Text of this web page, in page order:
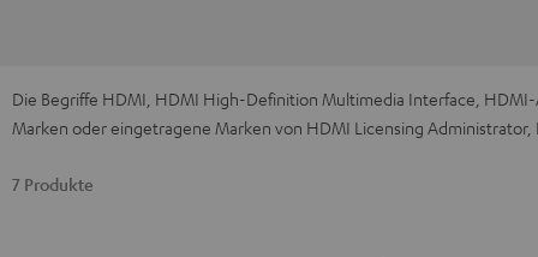
Die Begriffe HDMI, HDMI High-Definition Multimedia Interface,
Marken oder eingetragene Marken von HDMI Licensing Administrator,
7 Produkte